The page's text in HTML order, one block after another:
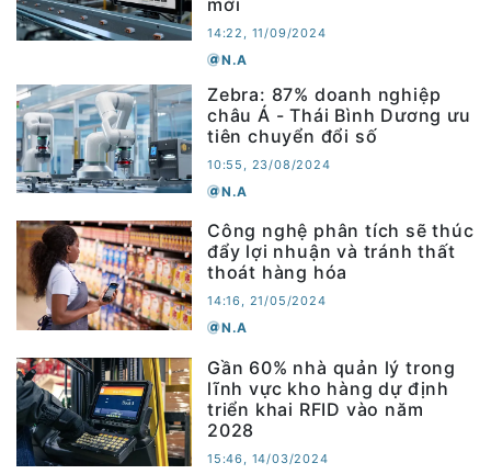
mới
14:22, 11/09/2024
N.A
Zebra: 87% doanh nghiệp
châu Á - Thái Bình Dương ưu
tiên chuyển đổi số
10:55, 23/08/2024
N.A
Công nghệ phân tích sẽ thúc
đẩy lợi nhuận và tránh thất
thoát hàng hóa
14:16, 21/05/2024
N.A
Gần 60% nhà quản lý trong
lĩnh vực kho hàng dự định
triển khai RFID vào năm
2028
15:46, 14/03/2024